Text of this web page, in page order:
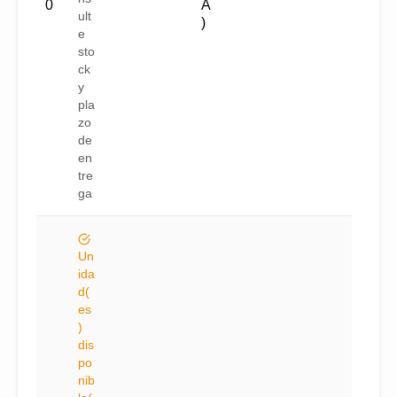
0
ult
e
sto
ck
y
pla
zo
de
en
tre
ga
A
)
Un
ida
d(
es
)
dis
po
nib